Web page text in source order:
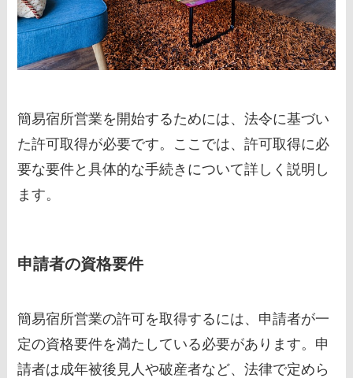
簡易宿所営業を開始するためには、法令に基づい
た許可取得が必要です。ここでは、許可取得に必
要な要件と具体的な手続きについて詳しく説明し
ます。
申請者の資格要件
簡易宿所営業の許可を取得するには、申請者が一
定の資格要件を満たしている必要があります。申
請者は成年被後見人や破産者など、法律で定めら